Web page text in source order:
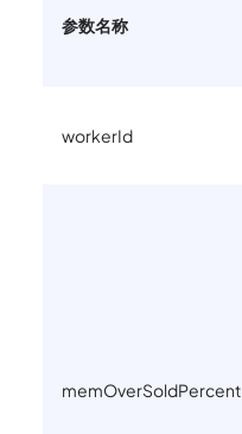
参数名称
workerId
memOverSoldPercent